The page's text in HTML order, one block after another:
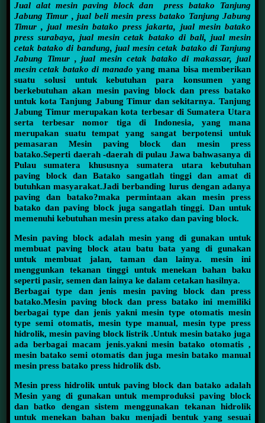
Jual alat mesin paving block dan press batako Tanjung
Jabung Timur , jual beli mesin press batako Tanjung Jabung
Timur , jual mesin batako press jakarta, jual mesin batako
press surabaya, jual mesin cetak batako di bali, jual mesin
cetak batako di bandung, jual mesin cetak batako di Tanjung
Jabung Timur , jual mesin cetak batako di makassar, jual
mesin cetak batako di manado yang mana bisa memberikan
suatu solusi untuk kebutuhan para konsumen yang
berkebutuhan akan mesin paving block dan press batako
untuk kota Tanjung Jabung Timur dan sekitarnya. Tanjung
Jabung Timur merupakan kota terbesar di Sumatera Utara
serta terbesar nomor tiga di Indonesia, yang mana
merupakan suatu tempat yang sangat berpotensi untuk
pemasaran Mesin paving block dan mesin press
batako.Seperti daerah -daerah di pulau Jawa bahwasanya di
Pulau sumatera khususnya sumatera utara kebutuhan
paving block dan Batako sangatlah tinggi dan amat di
butuhkan masyarakat.Jadi berbanding lurus dengan adanya
paving dan batako?maka permintaan akan mesin press
batako dan paving block juga sangatlah tinggi. Dan untuk
memenuhi kebutuhan mesin press atako dan paving block.
Mesin paving block adalah mesin yang di gunakan untuk
membuat paving block atau batu bata yang di gunakan
untuk membuat jalan, taman dan lainya. mesin ini
menggunkan tekanan tinggi untuk menekan bahan baku
seperti pasir, semen dan lainya ke dalam cetakan hasilnya.
Berbagai type dan jenis mesin paving block dan press
batako.Mesin paving block dan press batako ini memiliki
berbagai type dan jenis yakni mesin type otomatis mesin
type semi otomatis, mesin type manual, mesin type press
hidrolik, mesin paving block listrik .Untuk mesin batako juga
ada berbagai macam jenis.yakni mesin batako otomatis ,
mesin batako semi otomatis dan juga mesin batako manual
mesin press batako press hidrolik dsb.
Mesin press hidrolik untuk paving block dan batako adalah
Mesin yang di gunakan untuk memproduksi paving block
dan batko dengan sistem menggunakan tekanan hidrolik
untuk menekan bahan baku menjadi bentuk yang sesuai